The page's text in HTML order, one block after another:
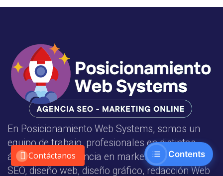
En Posicionamiento Web Systems, somos un
equipo de trabajo, profesionales en distintas
áreas con experiencia en marketing online,
SEO, diseño web, diseño gráfico, redacción Web
Contents
Contáctanos